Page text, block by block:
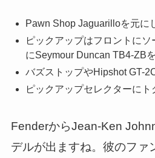
Pawn Shop Jaguarilloを元に
ピックアップはフロントに
にSeymour Duncan TB4-ZB
バズストップやHipshot GT-
ピックアップセレクターにト
FenderからJean-Ken
デルが出ますね。彼のファ